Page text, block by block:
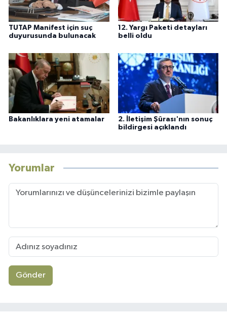
TUTAP Manifest için suç
duyurusunda bulunacak
12. Yargı Paketi detayları
belli oldu
Bakanlıklara yeni atamalar
2. İletişim Şûrası'nın sonuç
bildirgesi açıklandı
Yorumlar
Gönder